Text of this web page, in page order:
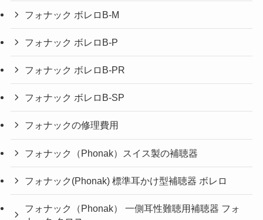
フォナック ボレロB-M
フォナック ボレロB-P
フォナック ボレロB-PR
フォナック ボレロB-SP
フォナックの修理費用
フォナック（Phonak）スイス製の補聴器
フォナック(Phonak) 標準耳かけ型補聴器 ボレロ
フォナック（Phonak） 一側耳性難聴用補聴器 フォ